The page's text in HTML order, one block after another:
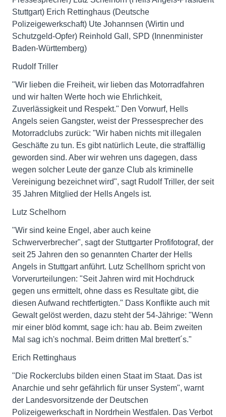
Stuttgart) Erich Rettinghaus (Deutsche
Polizeigewerkschaft) Ute Johannsen (Wirtin und
Schutzgeld-Opfer) Reinhold Gall, SPD (Innenminister
Baden-Württemberg)
Rudolf Triller
"Wir lieben die Freiheit, wir lieben das Motorradfahren
und wir halten Werte hoch wie Ehrlichkeit,
Zuverlässigkeit und Respekt." Den Vorwurf, Hells
Angels seien Gangster, weist der Pressesprecher des
Motorradclubs zurück: "Wir haben nichts mit illegalen
Geschäfte zu tun. Es gibt natürlich Leute, die straffällig
geworden sind. Aber wir wehren uns dagegen, dass
wegen solcher Leute der ganze Club als kriminelle
Vereinigung bezeichnet wird", sagt Rudolf Triller, der seit
35 Jahren Mitglied der Hells Angels ist.
Lutz Schelhorn
"Wir sind keine Engel, aber auch keine
Schwerverbrecher", sagt der Stuttgarter Profifotograf, der
seit 25 Jahren den so genannten Charter der Hells
Angels in Stuttgart anführt. Lutz Schellhorn spricht von
Vorverurteilungen: "Seit Jahren wird mit Hochdruck
gegen uns ermittelt, ohne dass es Resultate gibt, die
diesen Aufwand rechtfertigten." Dass Konflikte auch mit
Gewalt gelöst werden, dazu steht der 54-Jährige: "Wenn
mir einer blöd kommt, sage ich: hau ab. Beim zweiten
Mal sag ich's nochmal. Beim dritten Mal brettert´s."
Erich Rettinghaus
"Die Rockerclubs bilden einen Staat im Staat. Das ist
Anarchie und sehr gefährlich für unser System", warnt
der Landesvorsitzende der Deutschen
Polizeigewerkschaft in Nordrhein Westfalen. Das Verbot